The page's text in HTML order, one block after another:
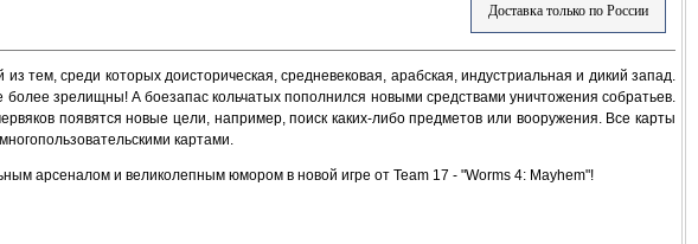
Доставка только по России
тем, среди которых доисторическая, средневековая, арабская, индустриальная и дикий запад.
зрелищны! А боезапас кольчатых пополнился новыми средствами уничтожения собратьев.
появятся новые цели, например, поиск каких-либо предметов или вооружения. Все карты
картами.
арсеналом и великолепным юмором в новой игре от Team 17 - "Worms 4: Mayhem"!